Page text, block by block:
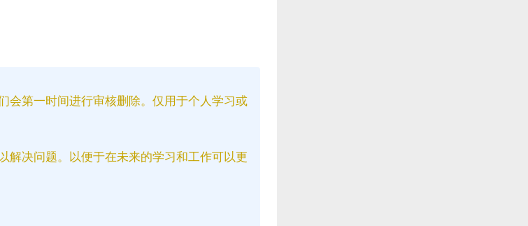
会第一时间进行审核删除。仅用于个人学习或
解决问题。以便于在未来的学习和工作可以更